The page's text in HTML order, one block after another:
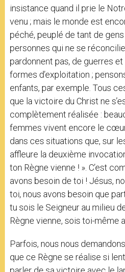
insistance quand il prie le
venu ; mais le monde est
péché, peuplé de tant de
personnes qui ne se
pardonnent pas, de guerres
formes d’exploitation ;
enfants, par exemple. Tous
que la victoire du Christ ne
complètement réalisée :
femmes vivent encore le
dans ces situations que, sur
affleure la deuxième
ton Règne vienne ! ». C’est
avons besoin de toi ! Jésus,
toi, nous avons besoin que
tu sois le Seigneur au milieu
Règne vienne, sois toi-même
Parfois, nous nous
que ce Règne se réalise si